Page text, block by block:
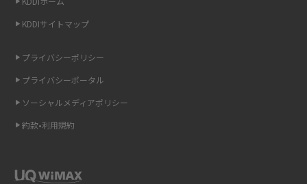
スマホのウィジェットとは？iPhone・Androidの設定方法やおススメを紹
リプライ機能とは？LINE、X（旧Twitter）、Instagram、TikTokで送る方法
インスタのDMの送り方は？便利機能の使い方や注意点をわかりやすく解説
KDDIサイトマップ
プライバシーポリシー
プライバシーポータル
ソーシャルメディアポリシー
約款•利用規約